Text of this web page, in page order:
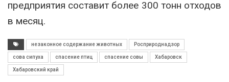
предприятия составит более 300 тонн отходов
в месяц.
незаконное содержание животных Росприроднадзор
сова сипуха спасение птиц спасение совы Хабаровск
Хабаровский край